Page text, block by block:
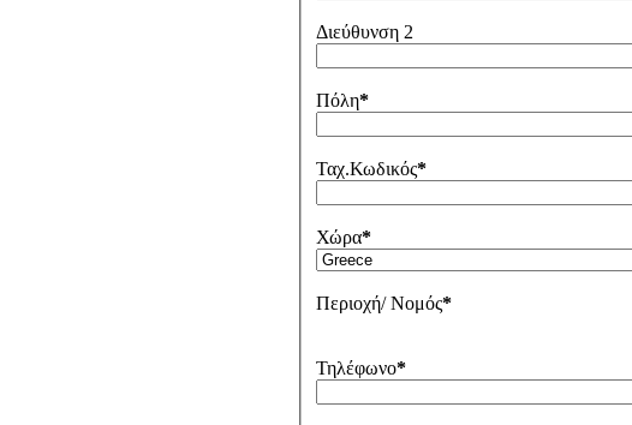
Διεύθυνση 2
Πόλη*
Ταχ.Κωδικός*
Χώρα*
Περιοχή/ Νομός*
Τηλέφωνο*